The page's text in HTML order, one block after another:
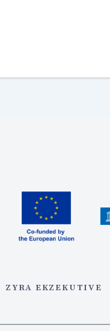
ZYRA EKZEKUTIVE